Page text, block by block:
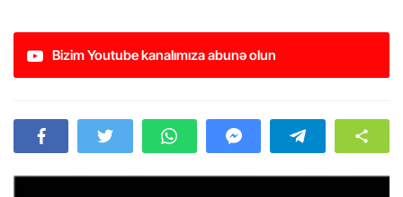
Bizim Youtube kanalımıza abunə olun